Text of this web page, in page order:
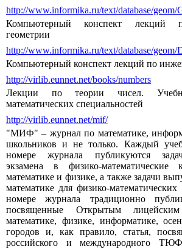
http://www.informika.ru/text/database/geom/
Компьютерный конспект лекций
геометрии
http://www.informika.ru/text/database/geom/
Компьютерный конспект лекций по
http://virlib.eunnet.net/books/numbers
Лекции по теории чисел.
математических специальностей
http://virlib.eunnet.net/mif/
"МИФ" – журнал по математике,
школьников и не только. Каждый
номере журнала публикуются
экзамена в физико-
математике и физике, а также задачи
математике для физико-
номере журнала традиционно
посвященные Открытым
математике, физике, информатике,
городов и, как правило, статья,
российского и международного